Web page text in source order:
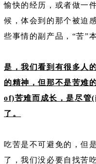
愉快的经历，或者做一
候，体会到的那个被迫
些事情的副产品，“苦”
是，我们看到有很多人
的精神，但那不是苦难
of)苦难而成长，是尽管
了。
吃苦是不可避免的，但
了，我们没必要自找苦吃